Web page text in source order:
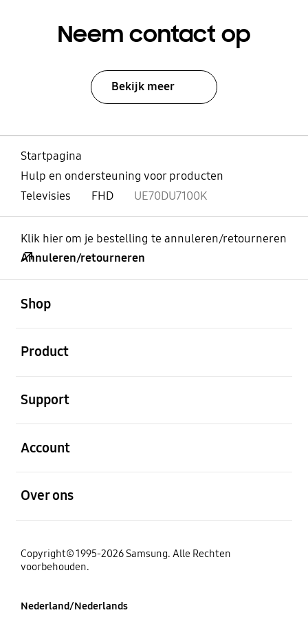
Neem contact op
Bekijk meer
Startpagina
Hulp en ondersteuning voor producten
Televisies
FHD UE70DU7100K
Klik hier om je bestelling te annuleren/retourneren
Annuleren/retourneren
Shop
Product
Support
Account
Over ons
Copyright© 1995-2026 Samsung. Alle Rechten
voorbehouden.
Nederland/Nederlands